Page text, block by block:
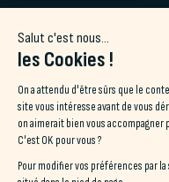
Blog Naéco
Séminaires
Offres spéciales
Contact
Accès & Contact
22 rue de l’Oppidum